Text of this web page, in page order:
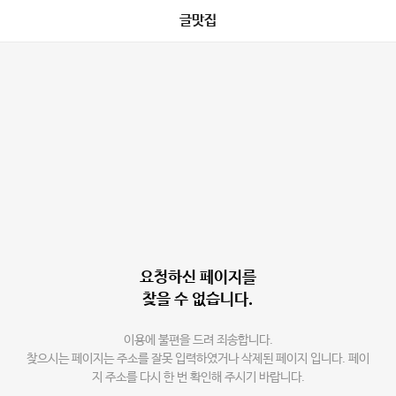
글맛집
요청하신 페이지를
찾을 수 없습니다.
이용에 불편을 드려 죄송합니다.
찾으시는 페이지는 주소를 잘못 입력하였거나 삭제된 페이지 입니다. 페이
지 주소를 다시 한 번 확인해 주시기 바랍니다.